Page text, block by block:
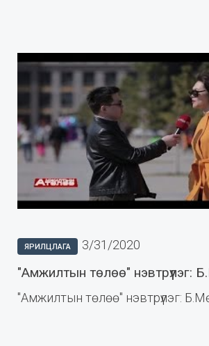
ЯРИЛЦЛАГА 3/31/2020
"Амжилтын төлөө" нэвтрүүлэг:
"Амжилтын төлөө" нэвтрүүлэг: